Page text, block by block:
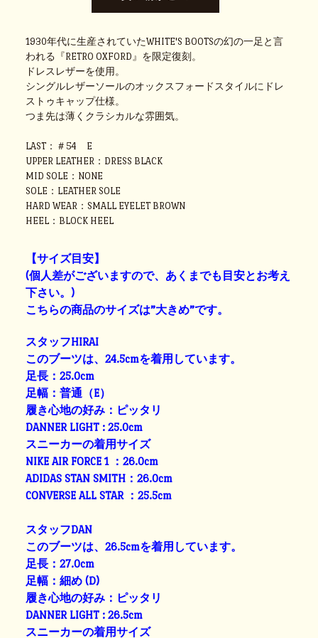
1930年代に生産されていたWHITE'S BOOTSの幻の一足と言
われる『RETRO OXFORD』を限定復刻。
ドレスレザーを使用。
シングルレザーソールのオックスフォードスタイルにドレ
ストゥキャップ仕様。
つま先は薄くクラシカルな雰囲気。
LAST：＃54 E
UPPER LEATHER：DRESS BLACK
MID SOLE：NONE
SOLE：LEATHER SOLE
HARD WEAR：SMALL EYELET BROWN
HEEL：BLOCK HEEL
【サイズ目安】
(個人差がございますので、あくまでも目安とお考え
下さい。)
こちらの商品のサイズは”大きめ”です。
スタッフHIRAI
このブーツは、24.5cmを着用しています。
足長：25.0cm
足幅：普通（E）
履き心地の好み：ピッタリ
DANNER LIGHT : 25.0cm
スニーカーの着用サイズ
NIKE AIR FORCE 1 ：26.0cm
ADIDAS STAN SMITH：26.0cm
CONVERSE ALL STAR ：25.5cm
スタッフDAN
このブーツは、26.5cmを着用しています。
足長：27.0cm
足幅：細め (D)
履き心地の好み：ピッタリ
DANNER LIGHT : 26.5cm
スニーカーの着用サイズ